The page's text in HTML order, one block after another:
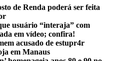
de Renda poderá ser feita
usuário “interaja” com
em vídeo; confira!
acusado de estupr4r
em Manaus